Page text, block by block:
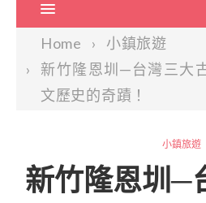
Home
小鎮旅遊
新竹隆恩圳─台灣三大
文歷史的奇蹟！
小鎮旅遊
新竹隆恩圳─